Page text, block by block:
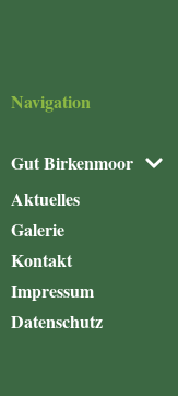
Navigation
Gut Birkenmoor
Aktuelles
Galerie
Kontakt
Impressum
Datenschutz